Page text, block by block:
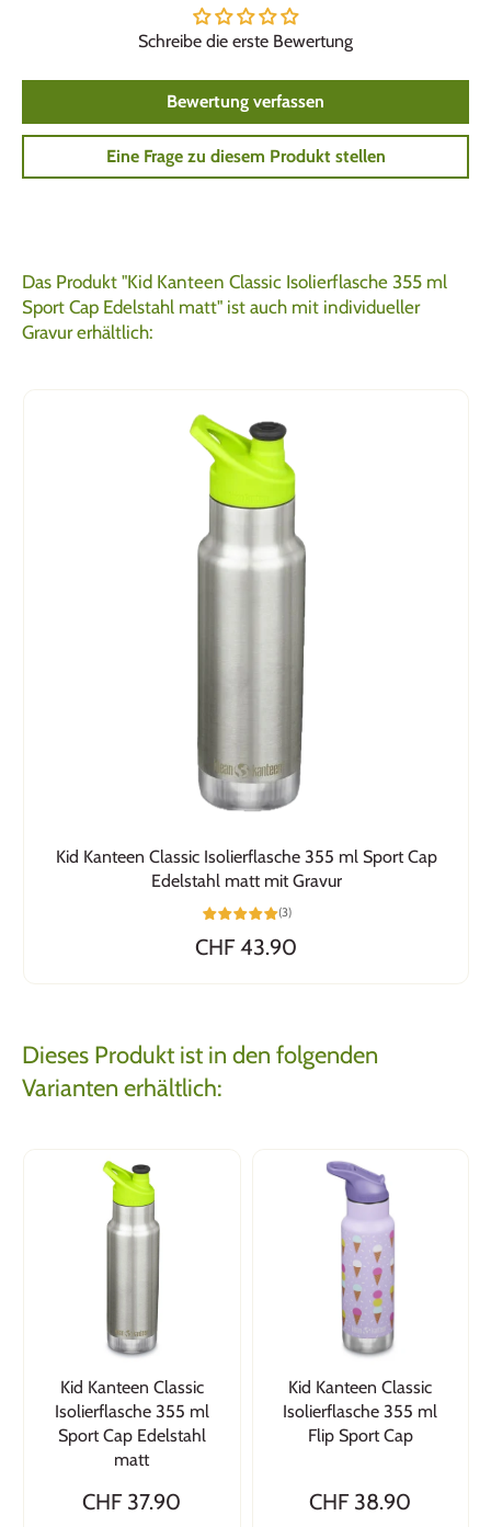
Schreibe die erste Bewertung
Bewertung verfassen
Eine Frage zu diesem Produkt stellen
Das Produkt "Kid Kanteen Classic Isolierflasche 355 ml
Sport Cap Edelstahl matt" ist auch mit individueller
Gravur erhältlich:
Kid Kanteen Classic Isolierflasche 355 ml Sport Cap
Edelstahl matt mit Gravur
(3)
CHF 43.90
Dieses Produkt ist in den folgenden
Varianten erhältlich:
Kid Kanteen Classic
Isolierflasche 355 ml
Sport Cap Edelstahl
matt
CHF 37.90
Kid Kanteen Classic
Isolierflasche 355 ml
Flip Sport Cap
CHF 38.90